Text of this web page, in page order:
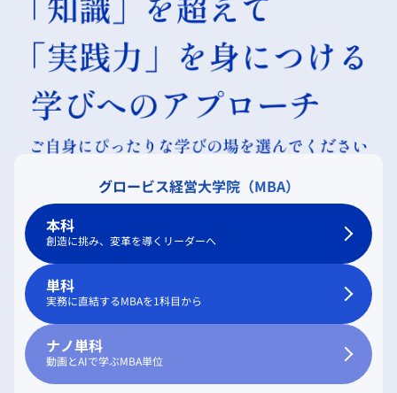
グロービス経営大学院（MBA）
本科
創造に挑み、変革を導くリーダーへ
単科
実務に直結するMBAを1科目から
ナノ単科
動画とAIで学ぶMBA単位